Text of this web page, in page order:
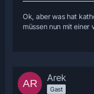
Ok, aber was hat
müssen nun mit einer
Arek
Gast